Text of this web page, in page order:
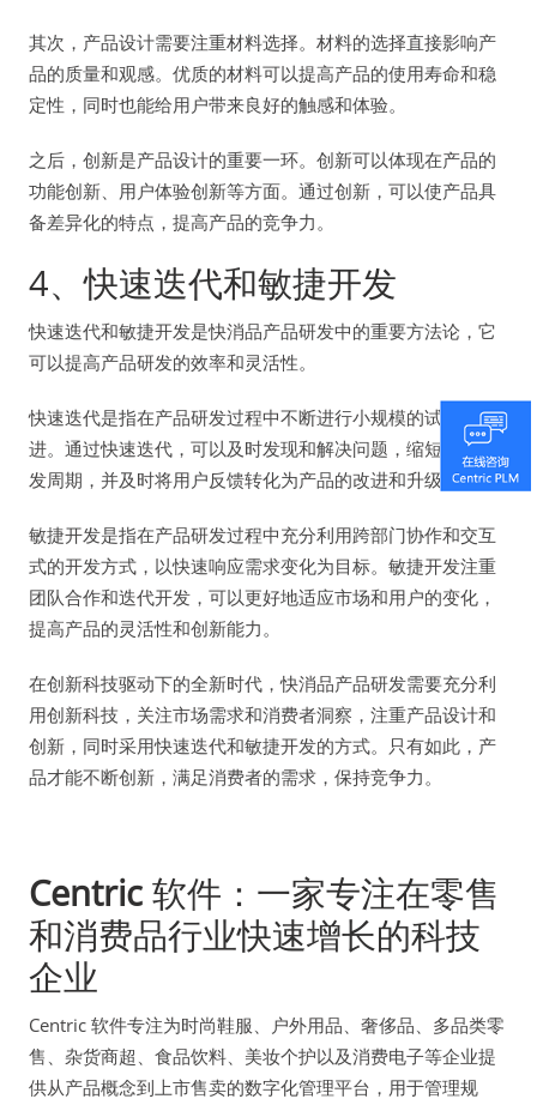
其次，产品设计需要注重材料选择。材料的选择直接影响产
品的质量和观感。优质的材料可以提高产品的使用寿命和稳
定性，同时也能给用户带来良好的触感和体验。
之后，创新是产品设计的重要一环。创新可以体现在产品的
功能创新、用户体验创新等方面。通过创新，可以使产品具
备差异化的特点，提高产品的竞争力。
4、快速迭代和敏捷开发
快速迭代和敏捷开发是快消品产品研发中的重要方法论，它
可以提高产品研发的效率和灵活性。
快速迭代是指在产品研发过程中不断进行小规模的试错和改
进。通过快速迭代，可以及时发现和解决问题，缩短产品开
发周期，并及时将用户反馈转化为产品的改进和升级。
敏捷开发是指在产品研发过程中充分利用跨部门协作和交互
式的开发方式，以快速响应需求变化为目标。敏捷开发注重
团队合作和迭代开发，可以更好地适应市场和用户的变化，
提高产品的灵活性和创新能力。
在创新科技驱动下的全新时代，快消品产品研发需要充分利
用创新科技，关注市场需求和消费者洞察，注重产品设计和
创新，同时采用快速迭代和敏捷开发的方式。只有如此，产
品才能不断创新，满足消费者的需求，保持竞争力。
Centric 软件：一家专注在零售
和消费品行业快速增长的科技
企业
Centric 软件专注为时尚鞋服、户外用品、奢侈品、多品类零
售、杂货商超、食品饮料、美妆个护以及消费电子等企业提
供从产品概念到上市售卖的数字化管理平台，用于管理规